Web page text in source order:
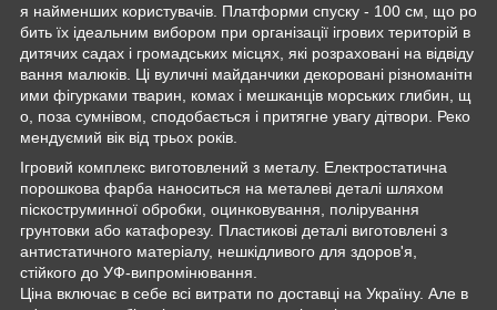
я найменших користувачів. Платформи спуску - 100 см, що ро
бить їх ідеальним вибором при організації ігрових територій в
дитячих садах і громадських місцях, які розраховані на відвіду
вання малюків. Ці вуличні майданчики декоровані різноманітн
ими фігурками тварин, комах і мешканців морських глибин, щ
о, поза сумнівом, сподобається і притягне увагу дітвори. Реко
мендуємий вік від трьох років.
Ігровий комплекс виготовлений з металу. Електростатична
порошкова фарба наноситься на металеві деталі шляхом
піскоструминної обробки, оцинковування, полірування
грунтовки або катафорезу. Пластикові деталі виготовлені з
антистатичного матеріалу, нешкідливого для здоров'я,
стійкого до УФ-випромінювання.
Ціна включає в себе всі витрати по доставці на Україну. Але в